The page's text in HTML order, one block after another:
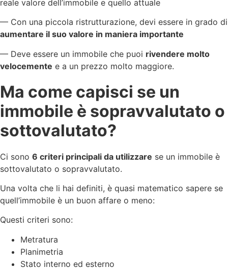
reale valore dell’immobile e quello attuale
— Con una piccola ristrutturazione, devi essere in grado di
aumentare il suo valore in maniera importante
— Deve essere un immobile che puoi rivendere molto
velocemente e a un prezzo molto maggiore.
Ma come capisci se un
immobile è sopravvalutato o
sottovalutato?
Ci sono 6 criteri principali da utilizzare se un immobile è
sottovalutato o sopravvalutato.
Una volta che li hai definiti, è quasi matematico sapere se
quell’immobile è un buon affare o meno:
Questi criteri sono:
Metratura
Planimetria
Stato interno ed esterno